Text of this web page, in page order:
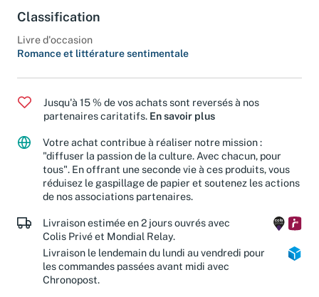
Classification
Livre d'occasion
Romance et littérature sentimentale
Jusqu'à 15 % de vos achats sont reversés à nos
partenaires caritatifs. En savoir plus
Votre achat contribue à réaliser notre mission :
"diffuser la passion de la culture. Avec chacun, pour
tous". En offrant une seconde vie à ces produits, vous
réduisez le gaspillage de papier et soutenez les actions
de nos associations partenaires.
Livraison estimée en 2 jours ouvrés avec
Colis Privé et Mondial Relay.
Livraison le lendemain du lundi au vendredi pour
les commandes passées avant midi avec
Chronopost.